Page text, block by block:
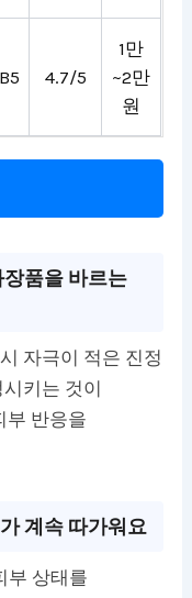
4.7/5
1만
~2만
원
장품을 바르는
자극이 적은 진정
키는 것이
부 반응을
계속 따가워요
부 상태를